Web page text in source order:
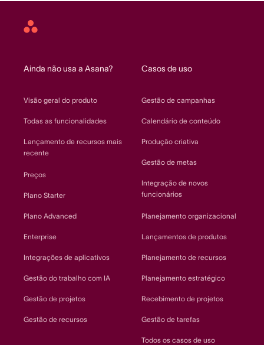
Asana
Ainda não usa a Asana?
Visão geral do produto
Todas as funcionalidades
Lançamento de recursos mais
recente
Preços
Plano Starter
Plano Advanced
Enterprise
Integrações de aplicativos
Gestão do trabalho com IA
Gestão de projetos
Gestão de recursos
Casos de uso
Gestão de campanhas
Calendário de conteúdo
Produção criativa
Gestão de metas
Integração de novos
funcionários
Planejamento organizacional
Lançamentos de produtos
Planejamento de recursos
Planejamento estratégico
Recebimento de projetos
Gestão de tarefas
Todos os casos de uso